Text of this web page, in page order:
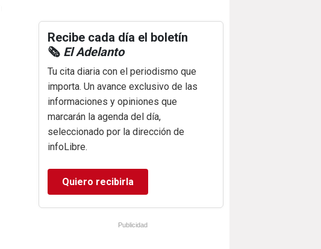
Recibe cada día el boletín
🗞️ El Adelanto
Tu cita diaria con el periodismo que
importa. Un avance exclusivo de las
informaciones y opiniones que
marcarán la agenda del día,
seleccionado por la dirección de
infoLibre.
Quiero recibirla
Publicidad